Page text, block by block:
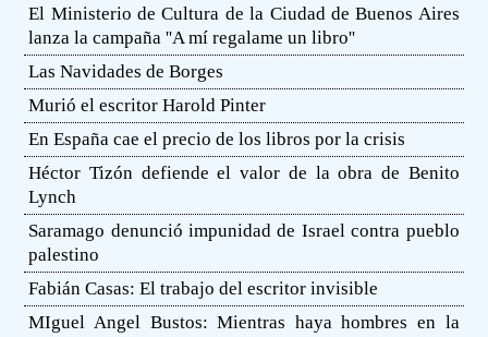
El Ministerio de Cultura de la Ciudad de Buenos Aires
lanza la campaña ''A mí regalame un libro''
Las Navidades de Borges
Murió el escritor Harold Pinter
En España cae el precio de los libros por la crisis
Héctor Tizón defiende el valor de la obra de Benito
Lynch
Saramago denunció impunidad de Israel contra pueblo
palestino
Fabián Casas: El trabajo del escritor invisible
MIguel Angel Bustos: Mientras haya hombres en la